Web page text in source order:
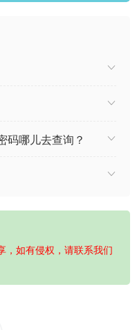
码哪儿去查询？
，如有侵权，请联系我们